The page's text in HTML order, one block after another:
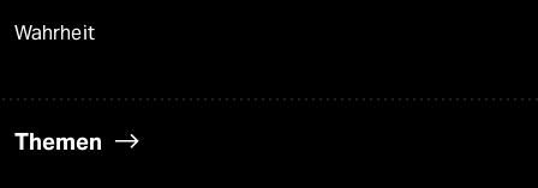
Wahrheit
Themen